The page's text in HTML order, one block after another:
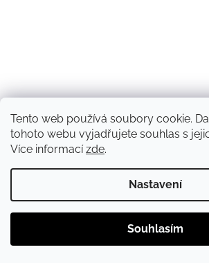
Tento web používá soubory cookie.
tohoto webu vyjadřujete souhlas s
Více informacízde.
Nastavení
Souhlasím